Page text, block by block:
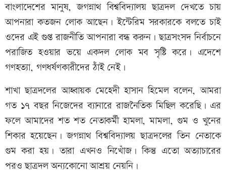
বাংলাদেশের মানুষ, জগন্নাথ বিশ্ববিদ্যালয় ছাত্রদল দেখতে চায়
আপনারা কতজন লোক আছেন। ইন্টেরিম সরকারকে বলতে চাই
ওদের এই গুপ্ত রাজনীতি আপনারা বন্ধ করুন। ছাত্রসংসদ নির্বাচনে
পরাজিত হওয়ার ভয়ে একদল লোক মব সৃষ্টি করে। এদেশে
গণহত্যা, গণধর্ষণকারীদের ঠাঁই নেই।
শাখা ছাত্রদলের আহ্বায়ক মেহেদী হাসান হিমেল বলেন, আমরা
গত ১৭ বছর নিজেদের ব্যানারে রাজনৈতিক মিছিল করেছি। এর
ফলে আমাদের শত শত নেতাকর্মী হামলা, মামলা, গুম ও খুনের
শিকার হয়েছেন। জগন্নাথ বিশ্ববিদ্যালয় ছাত্রদলের তিন নেতাকে
গুম করা হয়। তারা এখনও নিখোঁজ। কিন্তু এতো অত্যাচারের
পরও ছাত্রদল অন্যকোনো আশ্রয় নেয়নি।